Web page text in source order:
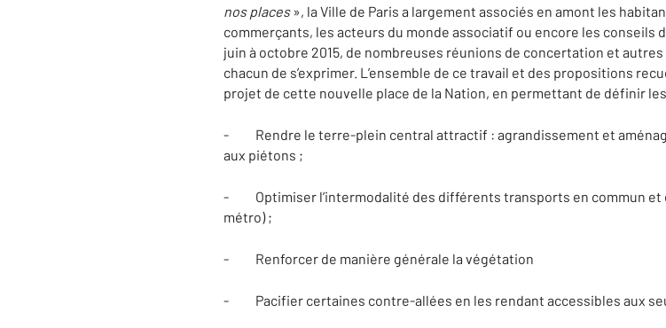
nos places», la Ville de Paris a largement associés en amont les
commerçants, les acteurs du monde associatif ou encore les conseils
juin à octobre 2015, de nombreuses réunions de concertation et
chacun de s’exprimer. L’ensemble de ce travail et des propositions
projet de cette nouvelle place de la Nation, en permettant de définir
- Rendre le terre-plein central attractif : agrandissement et
aux piétons ;
- Optimiser l’intermodalité des différents transports en commun et
métro) ;
- Renforcer de manière générale la végétation
- Pacifier certaines contre-allées en les rendant accessibles aux